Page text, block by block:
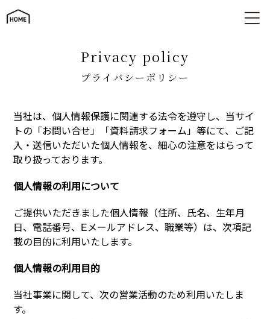
個人情報の取り扱いについて
privacy policy
プライバシーポリシー
当社は、個人情報保護に関連する法令を遵守し、当サイ
トの「お問い合せ」「資料請求フォーム」等にて、ご記
入・送信いただいた個人情報を、細心の注意をはらって
取り扱っております。
個人情報の利用について
ご提供いただきました個人情報（住所、氏名、生年月
日、電話番号、Eメールアドレス、職業等）は、次項記
載の目的に利用いたします。
個人情報の利用目的
当社事業に関して、次の営業活動のため利用いたしま
す。